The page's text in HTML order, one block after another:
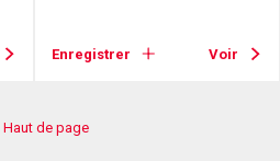
Enregistrer Voir
Haut de page